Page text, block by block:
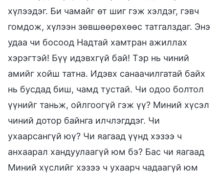
хүлээдэг. Би чамайг өт шиг гэж хэлдэг, гэвч
гомдож, хүлээн зөвшөөрөхөөс татгалздаг. Энэ
удаа чи босоод Надтай хамтран ажиллах
хэрэгтэй! Бүү идэвхгүй бай! Тэр нь чиний
амийг хойш татна. Идэвх санаачилгатай байх
нь бусдад биш, чамд тустай. Чи одоо болтол
үүнийг таньж, ойлгоогүй гэж үү? Миний хүсэл
чиний дотор байнга илчлэгддэг. Чи
ухаарсангүй юү? Чи яагаад үүнд хэзээ ч
анхаарал хандуулаагүй юм бэ? Бас чи яагаад
Миний хүслийг хэзээ ч ухаарч чадаагүй юм